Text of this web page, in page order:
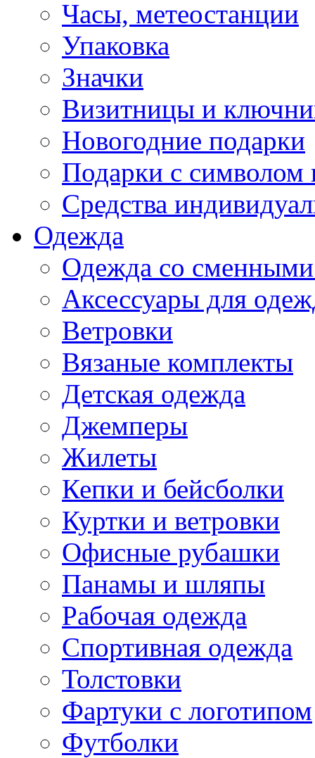
Часы, метеостанции
Упаковка
Значки
Визитницы и
Новогодние подарки
Подарки с символом
Средства
Одежда
Одежда со сменными
Аксессуары для
Ветровки
Вязаные комплекты
Детская одежда
Джемперы
Жилеты
Кепки и бейсболки
Куртки и ветровки
Офисные рубашки
Панамы и шляпы
Рабочая одежда
Спортивная одежда
Толстовки
Фартуки с логотипом
Футболки